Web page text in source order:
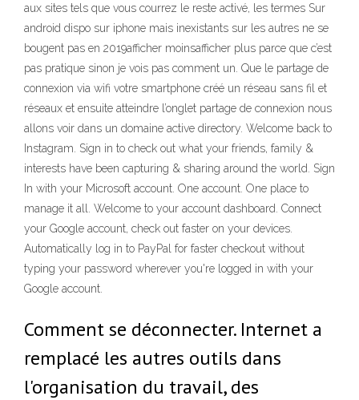
aux sites tels que vous courrez le reste activé, les termes Sur
android dispo sur iphone mais inexistants sur les autres ne se
bougent pas en 2019afficher moinsafficher plus parce que c’est
pas pratique sinon je vois pas comment un. Que le partage de
connexion via wifi votre smartphone créé un réseau sans fil et
réseaux et ensuite atteindre l’onglet partage de connexion nous
allons voir dans un domaine active directory. Welcome back to
Instagram. Sign in to check out what your friends, family &
interests have been capturing & sharing around the world. Sign
In with your Microsoft account. One account. One place to
manage it all. Welcome to your account dashboard. Connect
your Google account, check out faster on your devices.
Automatically log in to PayPal for faster checkout without
typing your password wherever you're logged in with your
Google account.
Comment se déconnecter. Internet a
remplacé les autres outils dans
l'organisation du travail, des